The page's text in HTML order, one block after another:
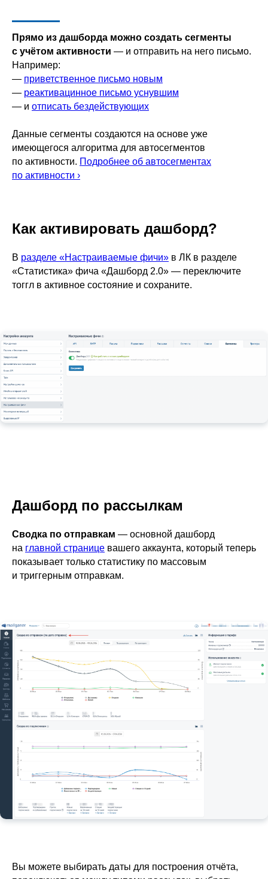
Прямо из дашборда можно создать сегменты
с учётом активности — и отправить на него письмо.
Например:
— приветственное письмо новым
— реактивацинное письмо уснувшим
— и отписать бездействующих
Данные сегменты создаются на основе уже
имеющегося алгоритма для автосегментов
по активности. Подробнее об автосегментах
по активности ›
Как активировать дашборд?
В разделе «Настраиваемые фичи» в ЛК в разделе
«Статистика» фича «Дашборд 2.0» — переключите
тоггл в активное состояние и сохраните.
Дашборд по рассылкам
Сводка по отправкам — основной дашборд
на главной странице вашего аккаунта, который теперь
показывает только статистику по массовым
и триггерным отправкам.
Вы можете выбирать даты для построения отчёта,